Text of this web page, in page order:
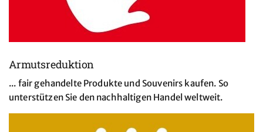
Armutsreduktion
... fair gehandelte Produkte und Souvenirs kaufen. So
unterstützen Sie den nachhaltigen Handel weltweit.